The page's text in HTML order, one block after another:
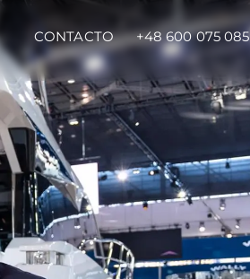
CONTACTO +48 600 075 085
Su Embarcación